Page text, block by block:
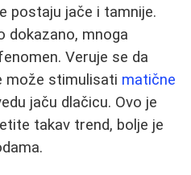
postaju jače i tamnije.
dokazano, mnoga
Veruje se da
može stimulisati matične
jaču dlačicu. Ovo je
takav trend, bolje je